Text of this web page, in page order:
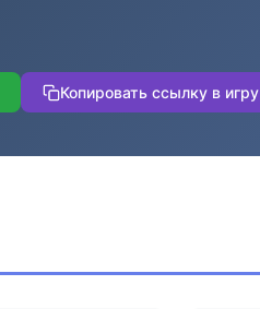
Копировать ссылку в игру